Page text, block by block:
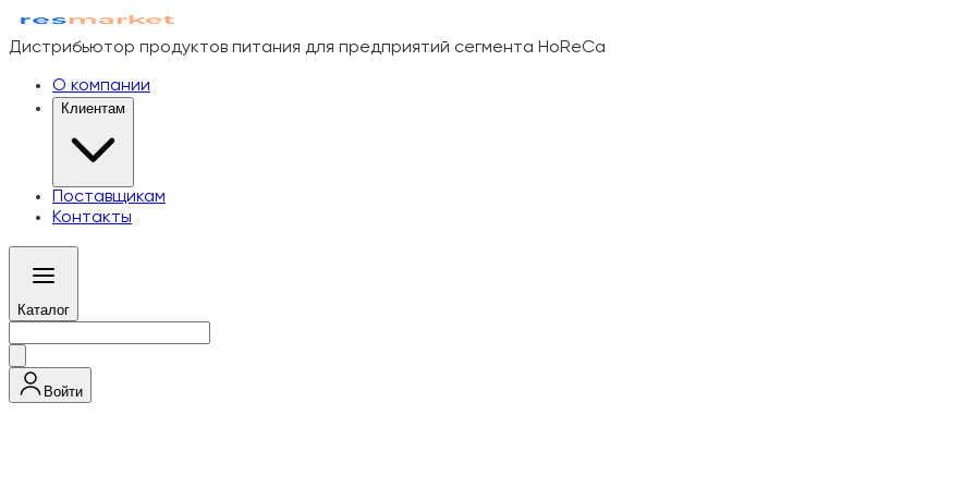
Дистрибьютор продуктов питания для предприятий сегмента HoReCa
О компании
Клиентам
Поставщикам
Контакты
Каталог
Войти